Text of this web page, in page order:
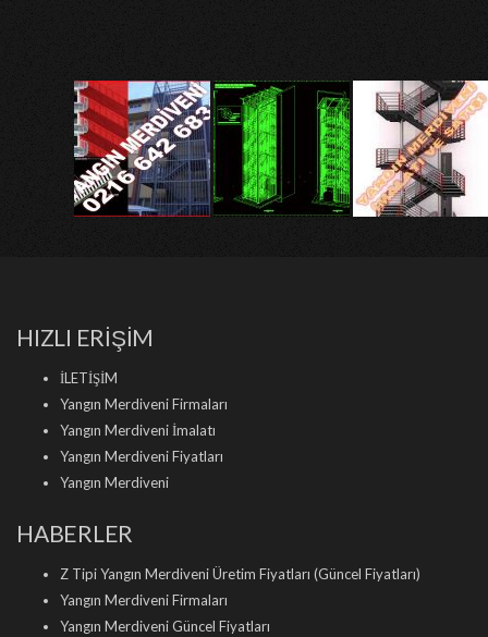
HIZLI ERİŞİM
İLETİŞİM
Yangın Merdiveni Firmaları
Yangın Merdiveni İmalatı
Yangın Merdiveni Fiyatları
Yangın Merdiveni
HABERLER
Z Tipi Yangın Merdiveni Üretim Fiyatları (Güncel Fiyatları)
Yangın Merdiveni Firmaları
Yangın Merdiveni Güncel Fiyatları